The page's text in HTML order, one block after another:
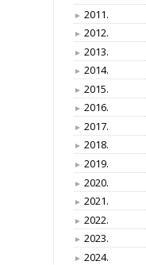
► 2011.
► 2012.
► 2013.
► 2014.
► 2015.
► 2016.
► 2017.
► 2018.
► 2019.
► 2020.
► 2021.
► 2022.
► 2023.
► 2024.